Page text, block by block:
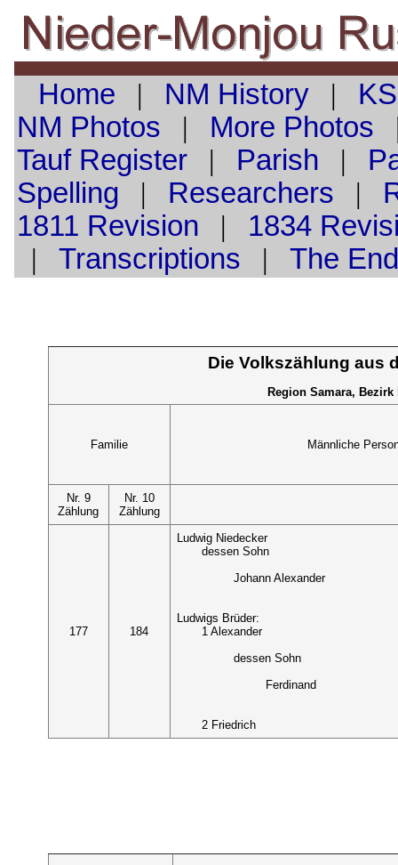
Home | NM History|
NM Photos | More Photos
TaufRegister| Parish |
Spelling | Researchers |
1811 Revision | 1834
| Transcriptions | The End
Die Volkszählung aus
Region Samara,
Familie Männliche
Nr. 9
Zählung
Nr. 10
Zählung
177 184
Ludwig Niedecker
dessen Sohn
Johann Alexander
Ludwigs Brüder:
1 Alexander
dessen Sohn
Ferdinand
2 Friedrich